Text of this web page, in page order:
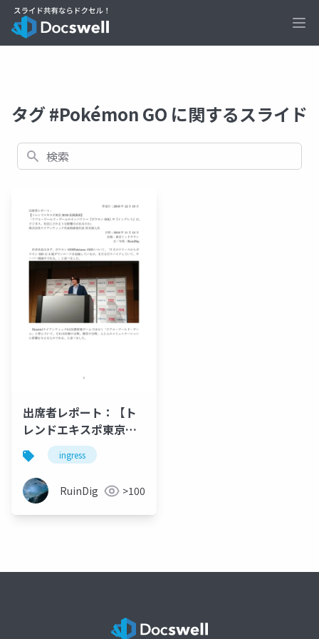
タグ #Pokémon GO に関するスライド
検索
出席者レポート：【ト
レンドエキスポ東京
2016基調講演】「リア
ル・ワールド・ゲーム
のインパクト〜『ポケ
モンGO』や『イングレ
ス』は、ビジネス、社
ingress
RuinDig >100